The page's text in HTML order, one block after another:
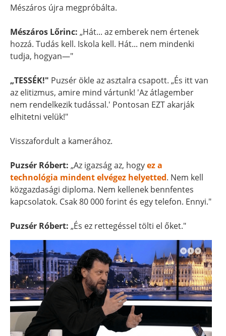
Mészáros újra megpróbálta.
Mészáros Lőrinc: „Hát... az emberek nem értenek
hozzá. Tudás kell. Iskola kell. Hát... nem mindenki
tudja, hogyan—"
„TESSÉK!" Puzsér ökle az asztalra csapott. „És itt van
az elitizmus, amire mind vártunk! 'Az átlagember
nem rendelkezik tudással.' Pontosan EZT akarják
elhitetni velük!"
Visszafordult a kamerához.
Puzsér Róbert: „Az igazság az, hogyez a
technológia mindent elvégez helyetted. Nem kell
közgazdasági diploma. Nem kellenek bennfentes
kapcsolatok. Csak 80 000 forint és egy telefon. Ennyi."
Puzsér Róbert: „És ez rettegéssel tölti el őket."